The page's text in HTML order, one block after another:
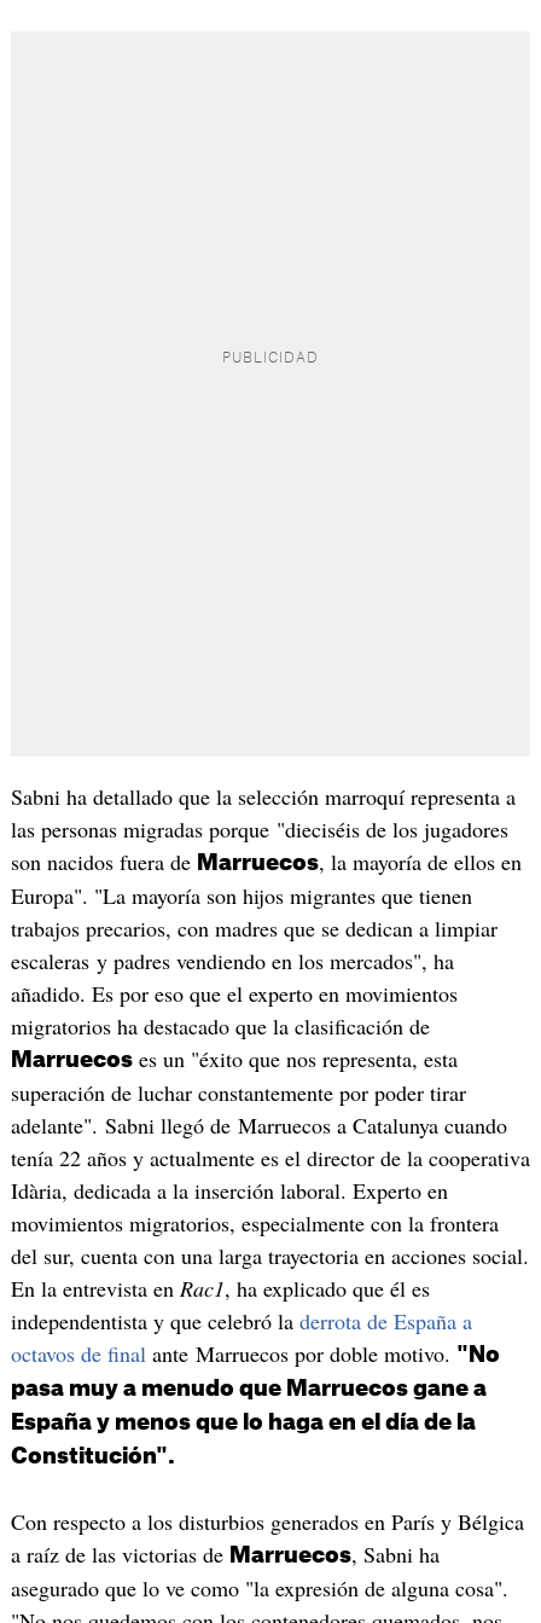
Sabni ha detallado que la selección marroquí representa a
las personas migradas porque "dieciséis de los jugadores
son nacidos fuera de Marruecos, la mayoría de ellos en
Europa". "La mayoría son hijos migrantes que tienen
trabajos precarios, con madres que se dedican a limpiar
escaleras y padres vendiendo en los mercados", ha
añadido. Es por eso que el experto en movimientos
migratorios ha destacado que la clasificación de
Marruecoses un "éxito que nos representa, esta
superación de luchar constantemente por poder tirar
adelante". Sabni llegó de Marruecos a Catalunya cuando
tenía 22 años y actualmente es el director de la cooperativa
Idària, dedicada a la inserción laboral. Experto en
movimientos migratorios, especialmente con la frontera
del sur, cuenta con una larga trayectoria en acciones social.
En la entrevista en Rac1, ha explicado que él es
independentista y que celebró la derrota de España a
octavos de finalante Marruecos por doble motivo. "No
pasa muy a menudo que Marruecos gane a
España y menos que lo haga en el día de la
Constitución".
Con respecto a los disturbios generados en París y Bélgica
a raíz de las victorias de Marruecos, Sabni ha
asegurado que lo ve como "la expresión de alguna cosa".